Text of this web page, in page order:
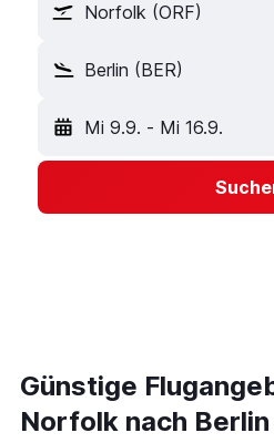
Norfolk (ORF)
Berlin (BER)
Mi 9.9. - Mi 16.9.
Günstige
Norfolk nach Berlin